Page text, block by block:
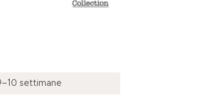
settimane